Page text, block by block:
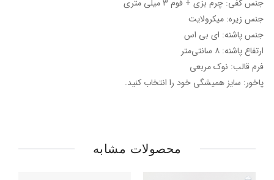
جنس کفی: چرم بزی + فوم ۳ میلی متری
جنس زیره: میکرولایت
جنس پاشنه: ای بی اس
ارتفاع پاشنه: ۸ سانتی‌متر
فرم قالب: نوک مربعی
پاخور: سایز همیشگی خود را انتخاب کنید.
محصولات مشابه